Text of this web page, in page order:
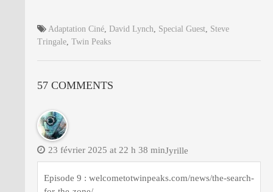
Adaptation Ciné David Lynch Special Guest Steve
Tringale Twin Peaks
57 COMMENTS
Jyrille
23 février 2025 at 22 h 38 min
Episode 9 : welcometotwinpeaks.com/news/the-search-